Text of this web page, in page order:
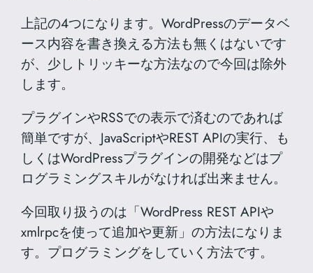
上記の4つになります。WordPressのデータベ
ース内容を書き換える方法も無くはないです
が、少しトリッキーな方法なので今回は除外
します。
プラグインやRSSでの表示で済むのであれば
簡単ですが、JavaScriptやREST APIの実行、も
しくはWordPressプラグインの開発などはプ
ログラミングスキルがなければ出来ません。
今回取り扱うのは「WordPress REST APIや
xmlrpcを使って追加や更新」の方法になりま
す。プログラミングをしていく方法です。